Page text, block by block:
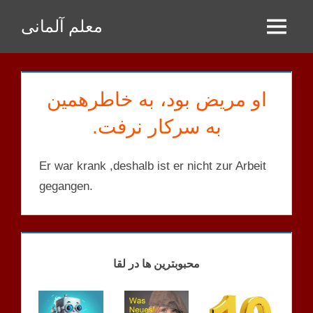
Inhalt
springen
معلم آلمانی Menu
او مریض بود، به خاطرهمین
به سرکار نرفت.
Er war krank ,deshalb ist er nicht zur Arbeit
gegangen.
MENSCHEN
محبوبترین ها در لقا